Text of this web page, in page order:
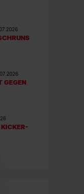
GEGEN